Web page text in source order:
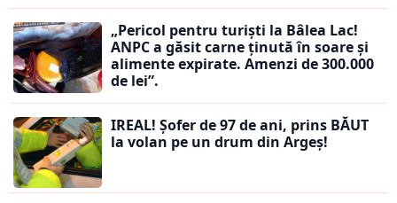
„Pericol pentru turiști la Bâlea Lac!
ANPC a găsit carne ținută în soare și
alimente expirate. Amenzi de 300.000
de lei”.
IREAL! Șofer de 97 de ani, prins BĂUT
la volan pe un drum din Argeș!